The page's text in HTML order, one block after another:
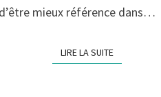
mieux référence dans…
LIRE LA SUITELIRE LA SUITE